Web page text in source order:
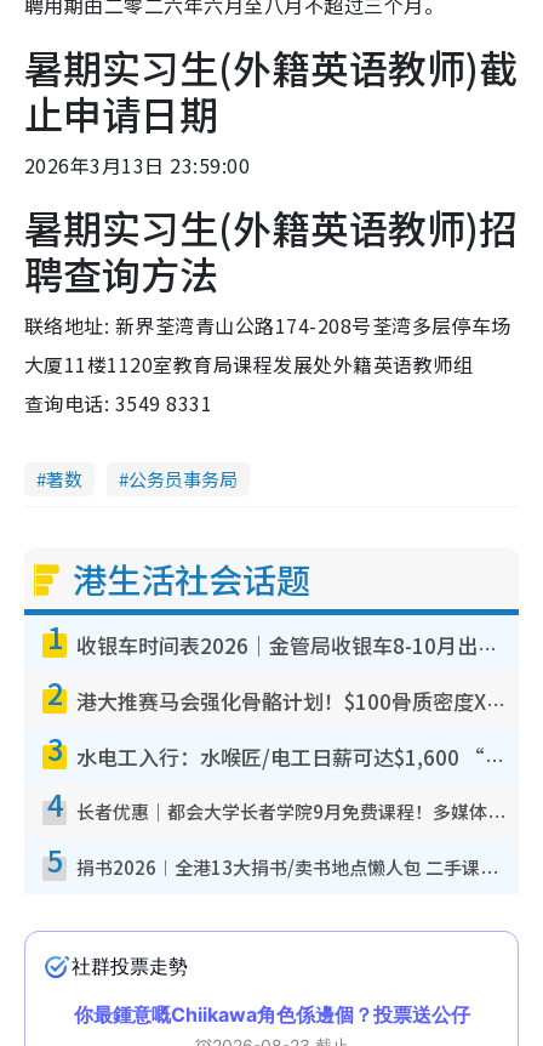
暑期实习生(外籍英语教师)截
止申请日期
2026年3月13日 23:59:00
暑期实习生(外籍英语教师)招
聘查询方法
联络地址: 新界荃湾青山公路174-208号荃湾多层停车场
大厦11楼1120室教育局课程发展处外籍英语教师组
查询电话: 3549 8331
著数 公务员事务局
港生活社会话题
1 收银车时间表2026｜金管局收银车8-10月出没地点+时间！无需手续费！硬币免费转现钞或增值至八达通
2 港大推赛马会强化骨骼计划！$100骨质密度X光检查 完成免费运动训练送超市礼券！附参加资格
3 水电工入行：水喉匠/电工日薪可达$1,600 “铁饭碗”职业难被AI取代！附薪酬参考+入行考牌路径
4 长者优惠｜都会大学长者学院9月免费课程！多媒体/微电影创作/网络安全 附报名方法教学
5 捐书2026︱全港13大捐书/卖书地点懒人包 二手课本最高$150＋旧书换免费咖啡/戏票